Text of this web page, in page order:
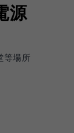
源
等場所